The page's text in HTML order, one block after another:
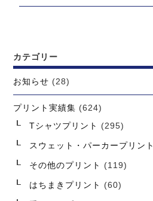
シ
稿:
の
カテゴリー
お知らせ (28)
プリント実績集 (624)
Tシャツプリント
(295)
スウェット・パーカープリント
その他のプリント (119)
はちまきプリント (60)